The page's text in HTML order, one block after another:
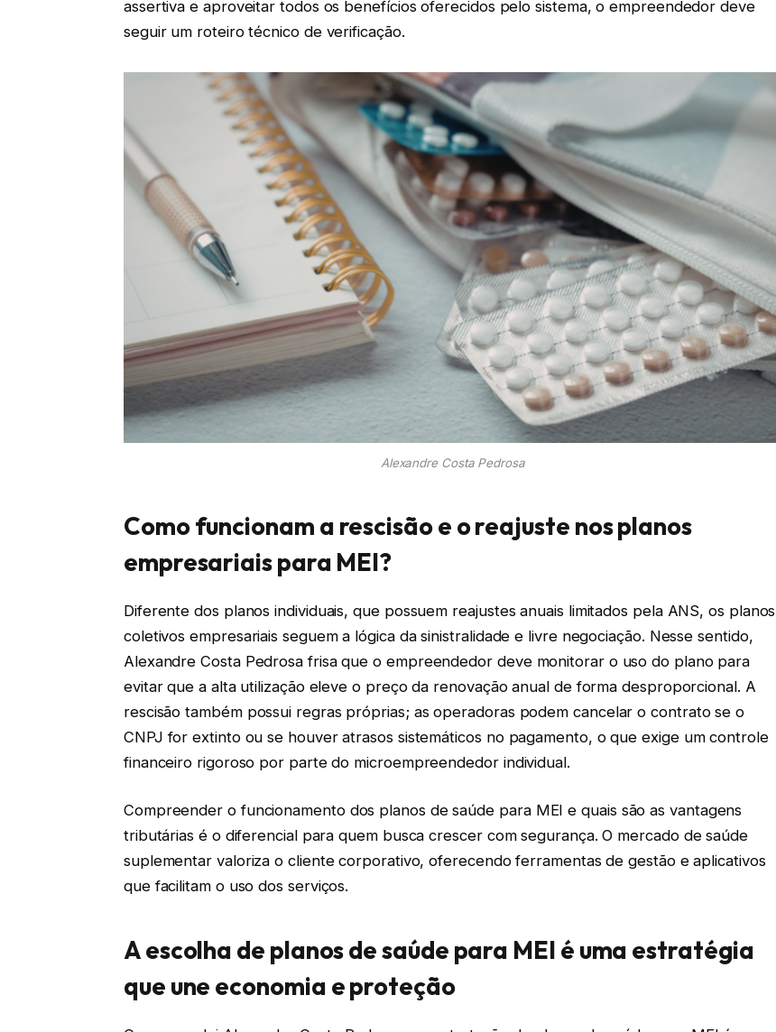
assertiva e aproveitar todos os benefícios oferecidos pelo sistema, o empreendedor deve
seguir um roteiro técnico de verificação.
Alexandre Costa Pedrosa
Como funcionam a rescisão e o reajuste nos planos
empresariais para MEI?
Diferente dos planos individuais, que possuem reajustes anuais limitados pela ANS, os planos
coletivos empresariais seguem a lógica da sinistralidade e livre negociação. Nesse sentido,
Alexandre Costa Pedrosa frisa que o empreendedor deve monitorar o uso do plano para
evitar que a alta utilização eleve o preço da renovação anual de forma desproporcional. A
rescisão também possui regras próprias; as operadoras podem cancelar o contrato se o
CNPJ for extinto ou se houver atrasos sistemáticos no pagamento, o que exige um controle
financeiro rigoroso por parte do microempreendedor individual.
Compreender o funcionamento dos planos de saúde para MEI e quais são as vantagens
tributárias é o diferencial para quem busca crescer com segurança. O mercado de saúde
suplementar valoriza o cliente corporativo, oferecendo ferramentas de gestão e aplicativos
que facilitam o uso dos serviços.
A escolha de planos de saúde para MEI é uma estratégia
que une economia e proteção